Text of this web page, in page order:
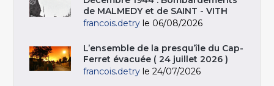
de MALMEDY et de SAINT - VITH
francois.detry le 06/08/2026
L’ensemble de la presqu’île du Cap-
Ferret évacuée ( 24 juillet 2026 )
francois.detry le 24/07/2026